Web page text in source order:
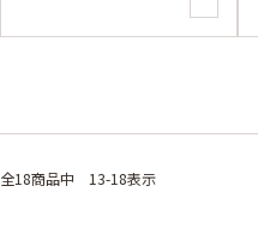
全18商品中 13-18表示